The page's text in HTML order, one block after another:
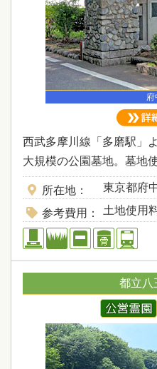
府
西武多摩川線「多磨駅」
大規模の公園墓地。墓地
所在地 東京都府
参考費用 土地使用
都立八